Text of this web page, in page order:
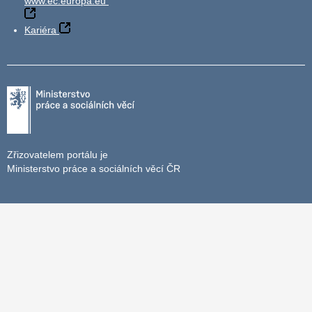
Kariéra
Zřizovatelem portálu je
Ministerstvo práce a sociálních věcí ČR